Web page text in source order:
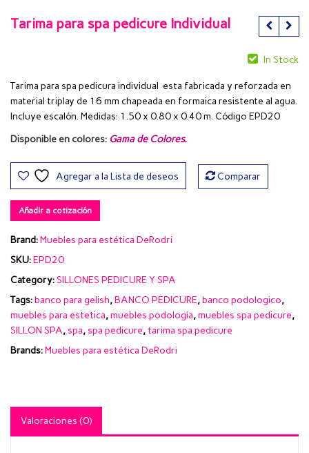
Tarima para spa pedicure Individual
In Stock
Tarima para spa pedicura individual esta fabricada y reforzada en
material triplay de 16 mm chapeada en formaica resistente al agua.
Incluye escalón. Medidas: 1.50 x 0.80 x 0.40 m. Código EPD20
Disponible en colores: Gama de Colores.
Agregar a la Lista de deseos Comparar
Añadir a cotización
Brand:Muebles para estética DeRodri
SKU:EPD20
Category:SILLONES PEDICURE Y SPA
Tags:banco para gelish,BANCO PEDICURE,banco podologico,
muebles para estetica,muebles podología,muebles spa pedicure,
SILLON SPA,spa,spa pedicure, tarima spa pedicure
Brands:Muebles para estética DeRodri
Valoraciones (0)